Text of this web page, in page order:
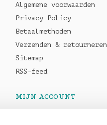
Algemene voorwaarden
Privacy Policy
Betaalmethoden
Verzenden & retourneren
Sitemap
RSS-feed
MIJN ACCOUNT